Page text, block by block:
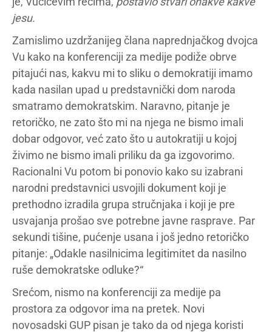
jesu.
Zamislimo uzdržanijeg člana naprednjačkog dvojca
Vu kako na konferenciji za medije podiže obrve
pitajući nas, kakvu mi to sliku o demokratiji imamo
kada nasilan upad u predstavnički dom naroda
smatramo demokratskim. Naravno, pitanje je
retoričko, ne zato što mi na njega ne bismo imali
dobar odgovor, već zato što u autokratiji u kojoj
živimo ne bismo imali priliku da ga izgovorimo.
Racionalni Vu potom bi ponovio kako su izabrani
narodni predstavnici usvojili dokument koji je
prethodno izradila grupa stručnjaka i koji je pre
usvajanja prošao sve potrebne javne rasprave. Par
sekundi tišine, pućenje usana i još jedno retoričko
pitanje: „Odakle nasilnicima legitimitet da nasilno
ruše demokratske odluke?“
Srećom, nismo na konferenciji za medije pa
prostora za odgovor ima na pretek. Novi
novosadski GUP pisan je tako da od njega koristi